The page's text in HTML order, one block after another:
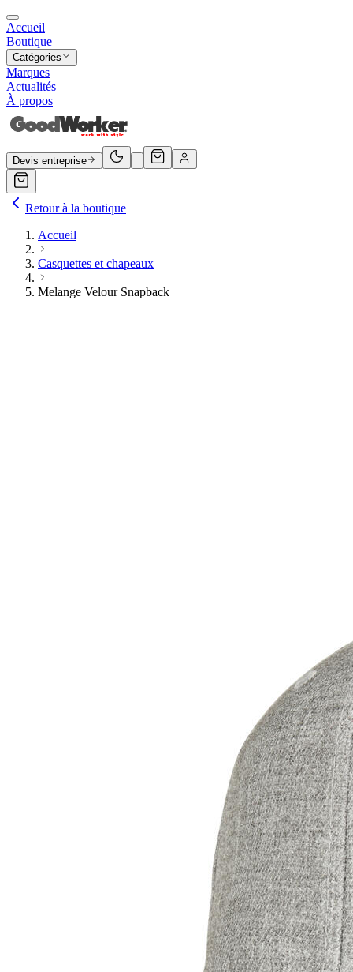
Accueil
Boutique
Catégories
Marques
Actualités
À propos
Devis entreprise
Retour à la boutique
Accueil
Casquettes et chapeaux
Melange Velour Snapback